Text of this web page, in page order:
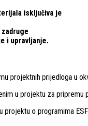
isključiva je
i upravljanje.
projektnih prijedloga u
u projektu za
projektu o programima